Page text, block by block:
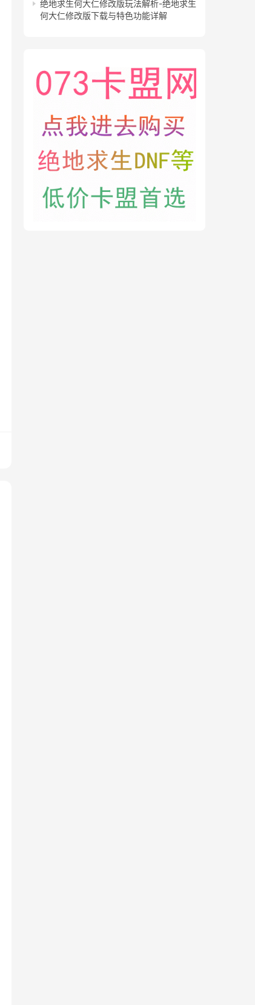
绝地求生何大仁修改版玩法解析-绝地求生
何大仁修改版下载与特色功能详解